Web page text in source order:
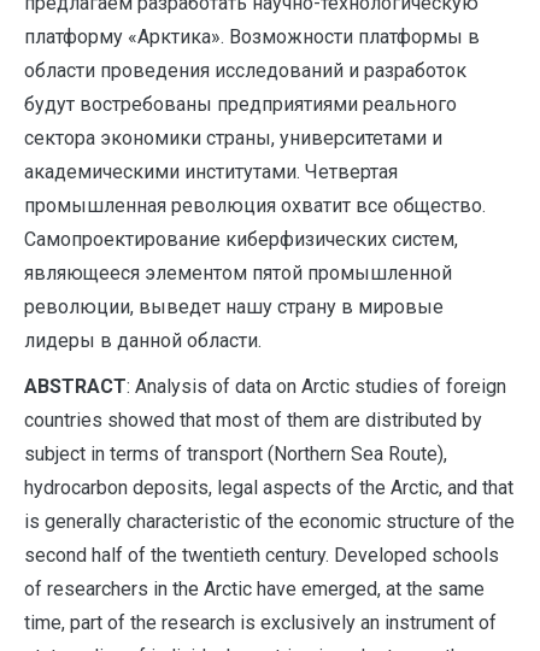
платформу «Арктика». Возможности платформы в
области проведения исследований и разработок
будут востребованы предприятиями реального
сектора экономики страны, университетами и
академическими институтами. Четвертая
промышленная революция охватит все общество.
Самопроектирование киберфизических систем,
являющееся элементом пятой промышленной
революции, выведет нашу страну в мировые
лидеры в данной области.
ABSTRACT: Analysis of data on Arctic studies of foreign
countries showed that most of them are distributed by
subject in terms of transport (Northern Sea Route),
hydrocarbon deposits, legal aspects of the Arctic, and that
is generally characteristic of the economic structure of the
second half of the twentieth century. Developed schools
of researchers in the Arctic have emerged, at the same
time, part of the research is exclusively an instrument of